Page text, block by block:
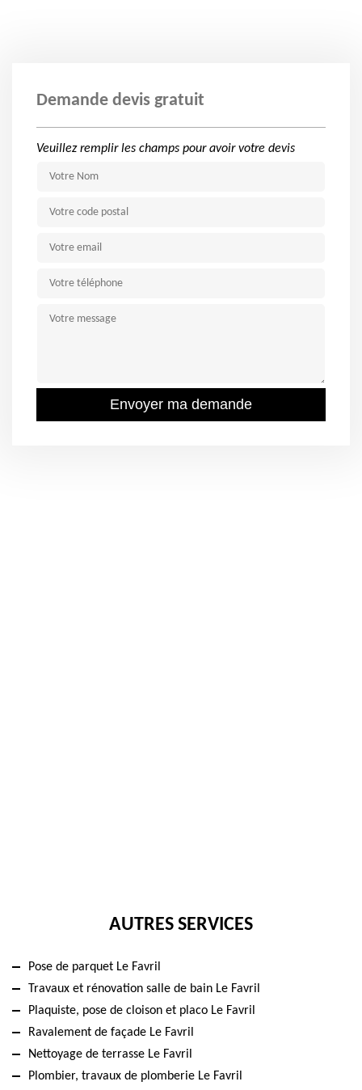
Demande devis gratuit
Veuillez remplir les champs pour avoir votre devis
AUTRES SERVICES
Pose de parquet Le Favril
Travaux et rénovation salle de bain Le Favril
Plaquiste, pose de cloison et placo Le Favril
Ravalement de façade Le Favril
Nettoyage de terrasse Le Favril
Plombier, travaux de plomberie Le Favril